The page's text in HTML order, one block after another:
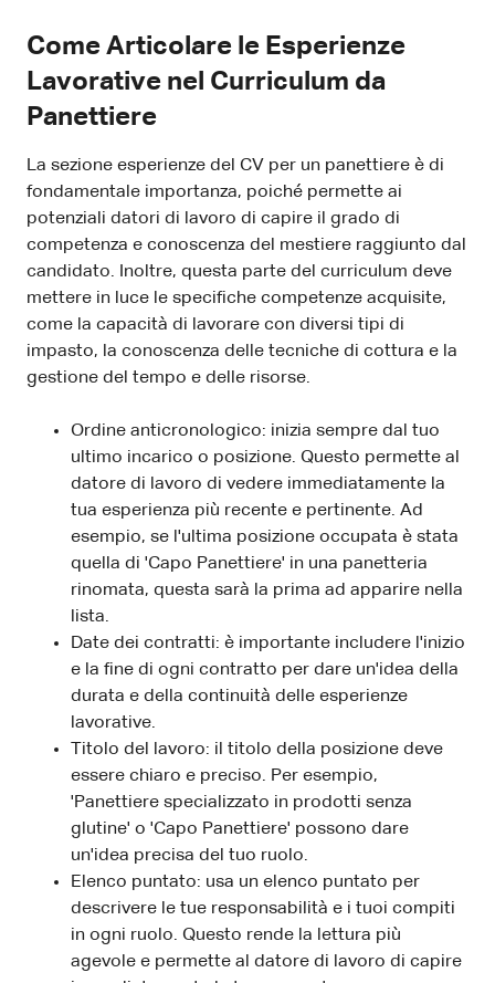
Come Articolare le Esperienze
Lavorative nel Curriculum da
Panettiere
La sezione esperienze del CV per un panettiere è di
fondamentale importanza, poiché permette ai
potenziali datori di lavoro di capire il grado di
competenza e conoscenza del mestiere raggiunto dal
candidato. Inoltre, questa parte del curriculum deve
mettere in luce le specifiche competenze acquisite,
come la capacità di lavorare con diversi tipi di
impasto, la conoscenza delle tecniche di cottura e la
gestione del tempo e delle risorse.
Ordine anticronologico: inizia sempre dal tuo
ultimo incarico o posizione. Questo permette al
datore di lavoro di vedere immediatamente la
tua esperienza più recente e pertinente. Ad
esempio, se l'ultima posizione occupata è stata
quella di 'Capo Panettiere' in una panetteria
rinomata, questa sarà la prima ad apparire nella
lista.
Date dei contratti: è importante includere l'inizio
e la fine di ogni contratto per dare un'idea della
durata e della continuità delle esperienze
lavorative.
Titolo del lavoro: il titolo della posizione deve
essere chiaro e preciso. Per esempio,
'Panettiere specializzato in prodotti senza
glutine' o 'Capo Panettiere' possono dare
un'idea precisa del tuo ruolo.
Elenco puntato: usa un elenco puntato per
descrivere le tue responsabilità e i tuoi compiti
in ogni ruolo. Questo rende la lettura più
agevole e permette al datore di lavoro di capire